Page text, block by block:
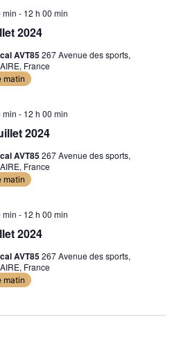
2024
min - 12 h 00 min
AVT85267 Avenue des sports,
France
matin
2024
min - 12 h 00 min
AVT85267 Avenue des sports,
France
matin
2024
min - 12 h 00 min
AVT85267 Avenue des sports,
France
matin